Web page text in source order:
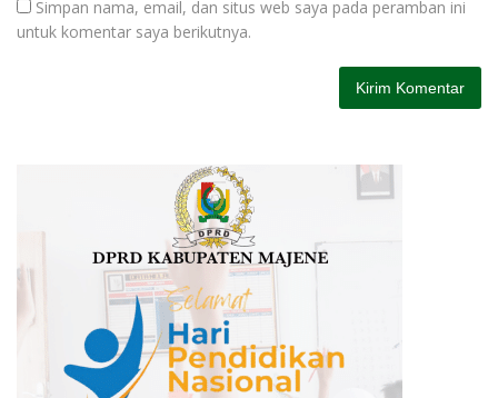
Simpan nama, email, dan situs web saya pada peramban ini
untuk komentar saya berikutnya.